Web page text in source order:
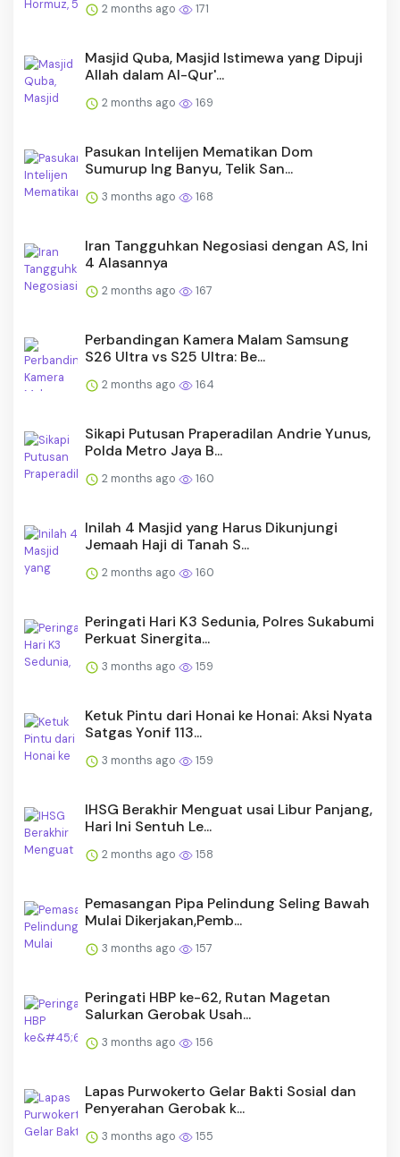
2 months ago 171
Masjid Quba, Masjid Istimewa yang Dipuji
Allah dalam Al-Qur'...
2 months ago 169
Pasukan Intelijen Mematikan Dom
Sumurup Ing Banyu, Telik San...
3 months ago 168
Iran Tangguhkan Negosiasi dengan AS, Ini
4 Alasannya
2 months ago 167
Perbandingan Kamera Malam Samsung
S26 Ultra vs S25 Ultra: Be...
2 months ago 164
Sikapi Putusan Praperadilan Andrie Yunus,
Polda Metro Jaya B...
2 months ago 160
Inilah 4 Masjid yang Harus Dikunjungi
Jemaah Haji di Tanah S...
2 months ago 160
Peringati Hari K3 Sedunia, Polres Sukabumi
Perkuat Sinergita...
3 months ago 159
Ketuk Pintu dari Honai ke Honai: Aksi Nyata
Satgas Yonif 113...
3 months ago 159
IHSG Berakhir Menguat usai Libur Panjang,
Hari Ini Sentuh Le...
2 months ago 158
Pemasangan Pipa Pelindung Seling Bawah
Mulai Dikerjakan,Pemb...
3 months ago 157
Peringati HBP ke-62, Rutan Magetan
Salurkan Gerobak Usah...
3 months ago 156
Lapas Purwokerto Gelar Bakti Sosial dan
Penyerahan Gerobak k...
3 months ago 155